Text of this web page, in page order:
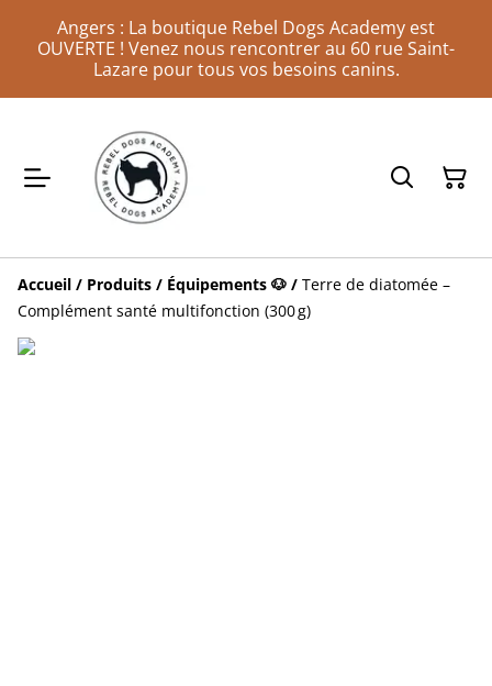
Angers : La boutique Rebel Dogs Academy est
OUVERTE ! Venez nous rencontrer au 60 rue Saint-
Lazare pour tous vos besoins canins.
Accueil / Produits / Équipements 🐶 / Terre de diatomée –
Complément santé multifonction (300 g)